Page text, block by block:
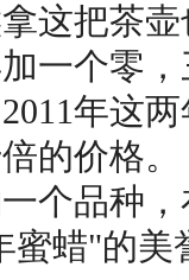
这把茶
一个零
年这
的价格。
品种，
蜜蜡"的美